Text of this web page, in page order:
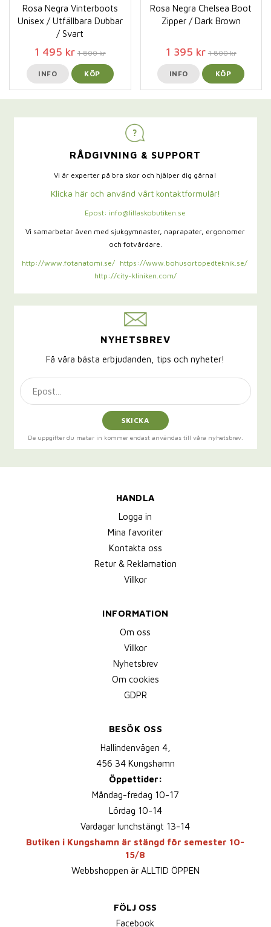
Rosa Negra Vinterboots
Unisex / Utfällbara Dubbar
/ Svart
1 495 kr 1 800 kr
INFO KÖP
Rosa Negra Chelsea Boot
Zipper / Dark Brown
1 395 kr 1 800 kr
INFO KÖP
RÅDGIVNING & SUPPORT
Vi är experter på bra skor och hjälper dig gärna!
Klicka här och använd vårt kontaktformulär!
Epost: info@lillaskobutiken.se
Vi samarbetar även med sjukgymnaster, naprapater, ergonomer
och fotvårdare.
http://www.fotanatomi.se/
https://www.bohusortopedteknik.se/
http://city-kliniken.com/
NYHETSBREV
Få våra bästa erbjudanden, tips och nyheter!
SKICKA
De uppgifter du matar in kommer endast användas till våra nyhetsbrev.
HANDLA
Logga in
Mina favoriter
Kontakta oss
Retur & Reklamation
Villkor
INFORMATION
Om oss
Villkor
Nyhetsbrev
Om cookies
GDPR
BESÖK OSS
Hallindenvägen 4,
456 34 Kungshamn
Öppettider:
Måndag-fredag 10-17
Lördag 10-14
Vardagar lunchstängt 13-14
Butiken i Kungshamn är stängd för semester 10-
15/8
Webbshoppen är ALLTID ÖPPEN
FÖLJ OSS
Facebook